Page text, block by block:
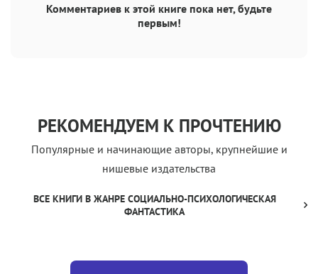
Комментариев к этой книге пока нет, будьте
первым!
РЕКОМЕНДУЕМ К ПРОЧТЕНИЮ
Популярные и начинающие авторы, крупнейшие и
нишевые издательства
ВСЕ КНИГИ В ЖАНРЕ СОЦИАЛЬНО-ПСИХОЛОГИЧЕСКАЯ
ФАНТАСТИКА